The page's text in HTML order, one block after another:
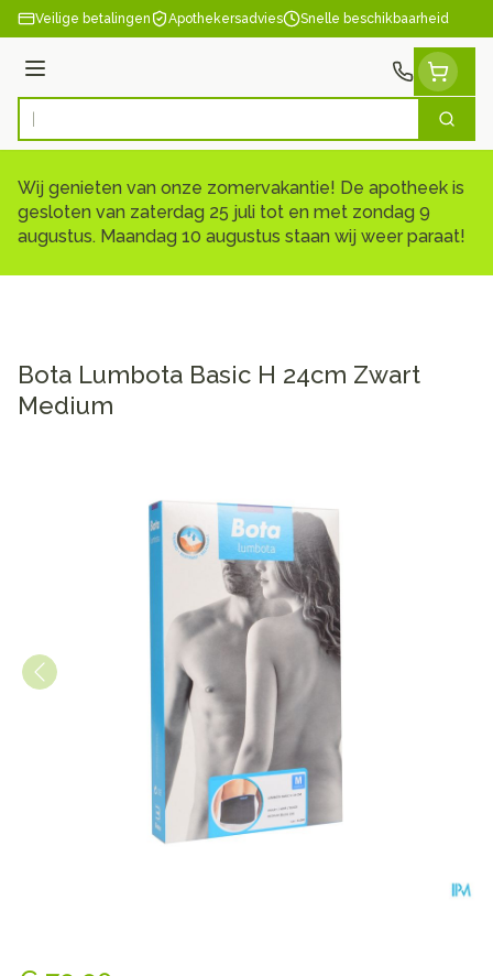
Ga naar de inhoud
Veilige betalingen Apothekersadvies Snelle beschikbaarheid
Menu
Product, merk, categorie... Zoek
Wij genieten van onze zomervakantie! De apotheek is
gesloten van zaterdag 25 juli tot en met zondag 9
augustus. Maandag 10 augustus staan wij weer paraat!
Bota Lumbota Basic H 24cm Zwart
Medium